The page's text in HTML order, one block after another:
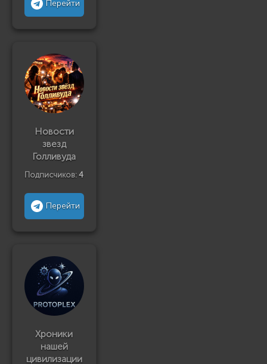
Перейти
Новости
звезд
Голливуда
Подписчиков:4
Перейти
Хроники
нашей
цивилизации